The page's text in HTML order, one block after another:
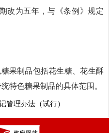
改为五年，与《条例》规定
果制品包括花生糖、花生酥
特色糖果制品的具体范围。
管理办法（试行）